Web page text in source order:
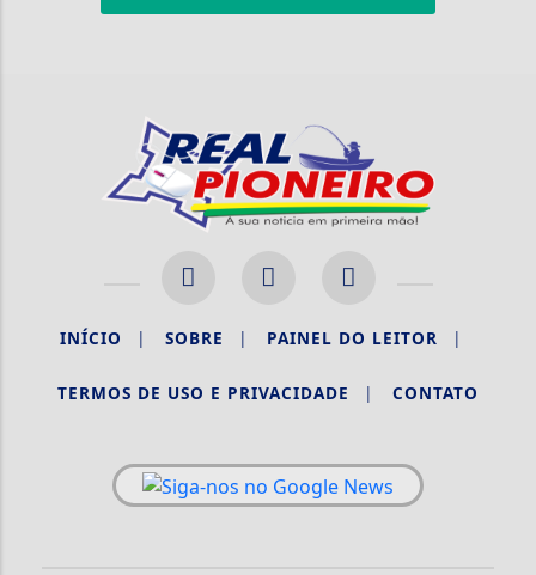
INÍCIO | SOBRE | PAINEL DO LEITOR |
TERMOS DE USO E PRIVACIDADE | CONTATO